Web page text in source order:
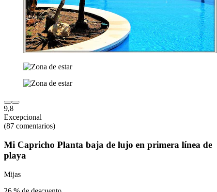
9,8
Excepcional
(87 comentarios)
Mi Capricho Planta baja de lujo en primera línea de
playa
Mijas